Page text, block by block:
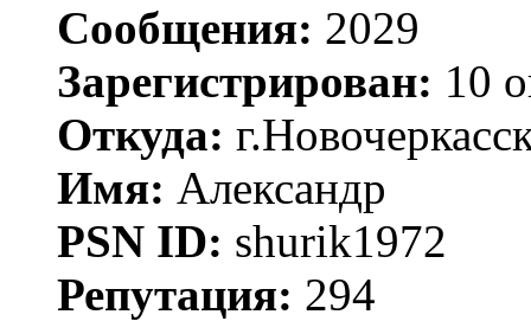
Сообщения: 2029
Зарегистрирован: 10
Откуда:
Имя: Александр
PSN ID: shurik1972
Репутация: 294